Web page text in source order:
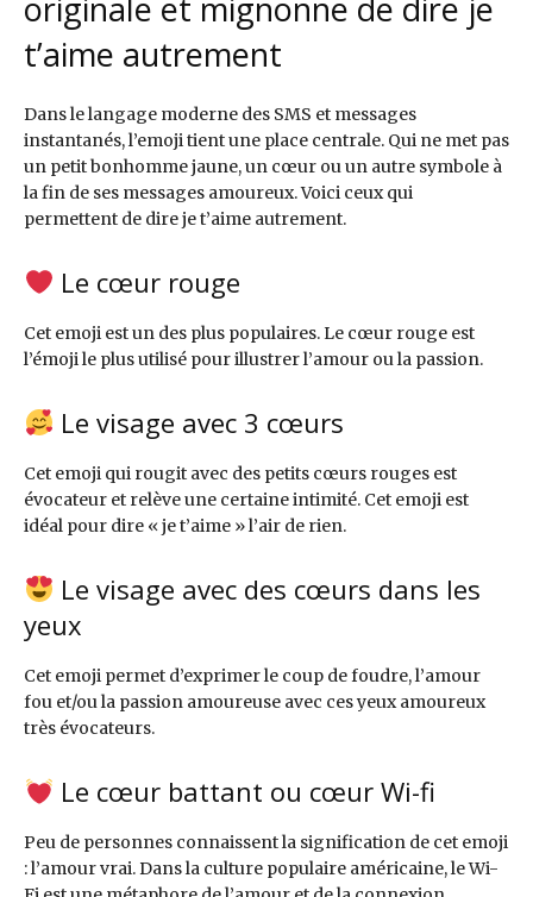
originale et mignonne de dire je
t’aime autrement
Dans le langage moderne des SMS et messages
instantanés, l’emoji tient une place centrale. Qui ne met pas
un petit bonhomme jaune, un cœur ou un autre symbole à
la fin de ses messages amoureux. Voici ceux qui
permettent de dire je t’aime autrement.
Le cœur rouge
Cet emoji est un des plus populaires. Le cœur rouge est
l’émoji le plus utilisé pour illustrer l’amour ou la passion.
Le visage avec 3 cœurs
Cet emoji qui rougit avec des petits cœurs rouges est
évocateur et relève une certaine intimité. Cet emoji est
idéal pour dire « je t’aime » l’air de rien.
Le visage avec des cœurs dans les
yeux
Cet emoji permet d’exprimer le coup de foudre, l’amour
fou et/ou la passion amoureuse avec ces yeux amoureux
très évocateurs.
Le cœur battant ou cœur Wi-fi
Peu de personnes connaissent la signification de cet emoji
: l’amour vrai. Dans la culture populaire américaine, le Wi-